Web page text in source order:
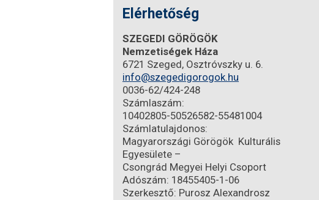
Elérhetőség
SZEGEDI GÖRÖGÖK
Nemzetiségek Háza
6721 Szeged, Osztróvszky u. 6.
info@szegedigorogok.hu
0036-62/424-248
Számlaszám:
10402805-50526582-55481004
Számlatulajdonos:
Magyarországi Görögök Kulturális
Egyesülete –
Csongrád Megyei Helyi Csoport
Adószám: 18455405-1-06
Szerkesztő: Purosz Alexandrosz